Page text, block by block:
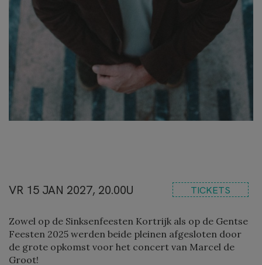
VR 15 JAN 2027, 20.00U TICKETS
Zowel op de Sinksenfeesten Kortrijk als op de Gentse
Feesten 2025 werden beide pleinen afgesloten door
de grote opkomst voor het concert van Marcel de
Groot!